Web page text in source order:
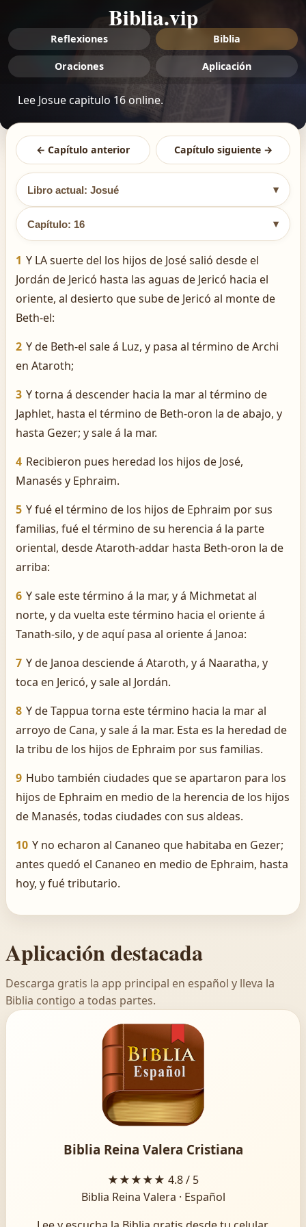
Biblia.vip
Reflexiones Biblia
Oraciones Aplicación
Lee Josue capitulo 16 online.
← Capítulo anterior Capítulo siguiente →
Libro actual: Josué ▾
Capítulo: 16 ▾
1 Y LA suerte del los hijos de José salió desde el
Jordán de Jericó hasta las aguas de Jericó hacia el
oriente, al desierto que sube de Jericó al monte de
Beth-el:
2 Y de Beth-el sale á Luz, y pasa al término de Archi
en Ataroth;
3 Y torna á descender hacia la mar al término de
Japhlet, hasta el término de Beth-oron la de abajo, y
hasta Gezer; y sale á la mar.
4 Recibieron pues heredad los hijos de José,
Manasés y Ephraim.
5 Y fué el término de los hijos de Ephraim por sus
familias, fué el término de su herencia á la parte
oriental, desde Ataroth-addar hasta Beth-oron la de
arriba:
6 Y sale este término á la mar, y á Michmetat al
norte, y da vuelta este término hacia el oriente á
Tanath-silo, y de aquí pasa al oriente á Janoa:
7 Y de Janoa desciende á Ataroth, y á Naaratha, y
toca en Jericó, y sale al Jordán.
8 Y de Tappua torna este término hacia la mar al
arroyo de Cana, y sale á la mar. Esta es la heredad de
la tribu de los hijos de Ephraim por sus familias.
9 Hubo también ciudades que se apartaron para los
hijos de Ephraim en medio de la herencia de los hijos
de Manasés, todas ciudades con sus aldeas.
10 Y no echaron al Cananeo que habitaba en Gezer;
antes quedó el Cananeo en medio de Ephraim, hasta
hoy, y fué tributario.
Aplicación destacada
Descarga gratis la app principal en español y lleva la
Biblia contigo a todas partes.
Biblia Reina Valera Cristiana
★★★★★ 4.8 / 5
Biblia Reina Valera · Español